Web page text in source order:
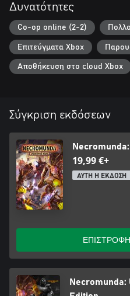
Δυνατότητες
Co-op online (2-2)
Επιτεύγματα Xbox
Αποθήκευση στο cloud Xbox
Σύγκριση εκδόσεων
19,99 €+
ΑΥΤΗ Η ΕΚΔΟΣΗ
Necromunda: